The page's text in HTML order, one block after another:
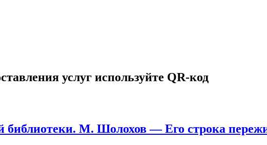
услуг используйте QR-код
библиотеки. М. Шолохов — Его строка